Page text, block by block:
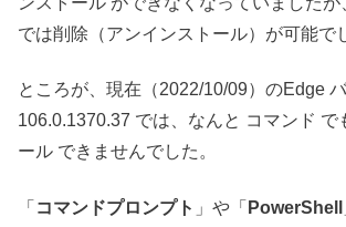
では削除（アンインストール）が可能で
ところが、現在（2022/10/09）のEdge
106.0.1370.37 では、なんと コマンド で
ール できませんでした。
「 コマンドプロンプト 」や「 PowerShell